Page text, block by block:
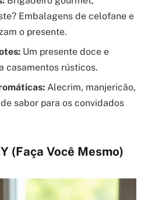
Embalagens de celofane e
o presente.
Um presente doce e
casamentos rústicos.
Alecrim, manjericão,
sabor para os convidados
(Faça Você Mesmo)